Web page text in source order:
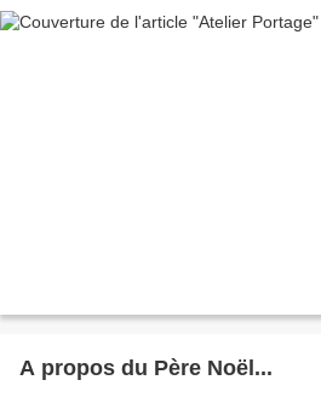
A propos du Père Noël...